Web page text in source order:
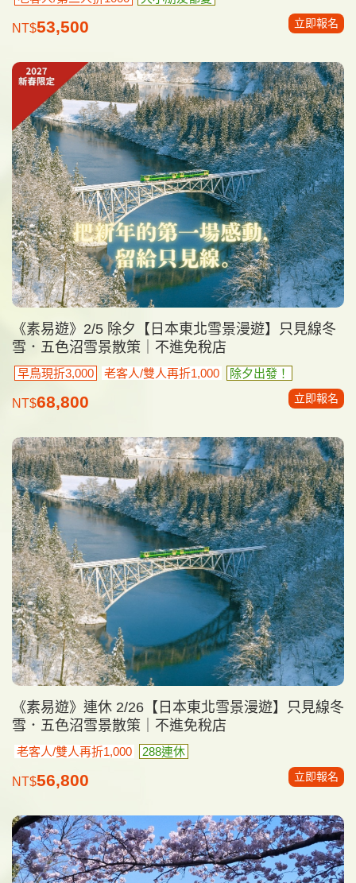
NT$53,500 立即報名
《素易遊》2/5 除夕【日本東北雪景漫遊】只見線冬
雪．五色沼雪景散策｜不進免稅店
早鳥現折3,000 老客人/雙人再折1,000 除夕出發！
NT$68,800 立即報名
《素易遊》連休 2/26【日本東北雪景漫遊】只見線冬
雪．五色沼雪景散策｜不進免稅店
老客人/雙人再折1,000 288連休
NT$56,800 立即報名